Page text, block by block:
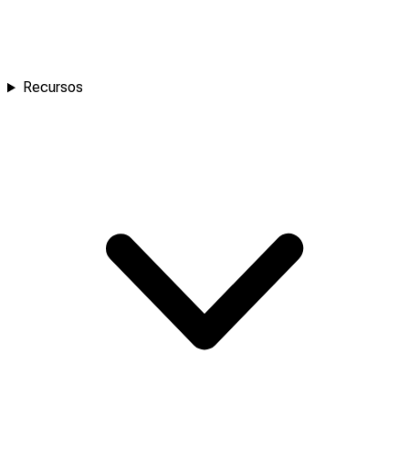
Recursos